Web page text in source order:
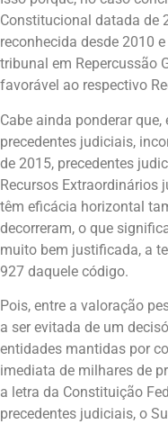
Constitucional datada de
reconhecida desde 2010
tribunal em Repercussão
favorável ao respectivo
Cabe ainda ponderar
precedentes judiciais,
de 2015, precedentes
Recursos Extraordinários
têm eficácia horizontal
decorreram, o que
muito bem justificada, a
927 daquele código.
Pois, entre a valoração
a ser evitada de um
entidades mantidas por
imediata de milhares de
a letra da Constituição
precedentes judiciais, o